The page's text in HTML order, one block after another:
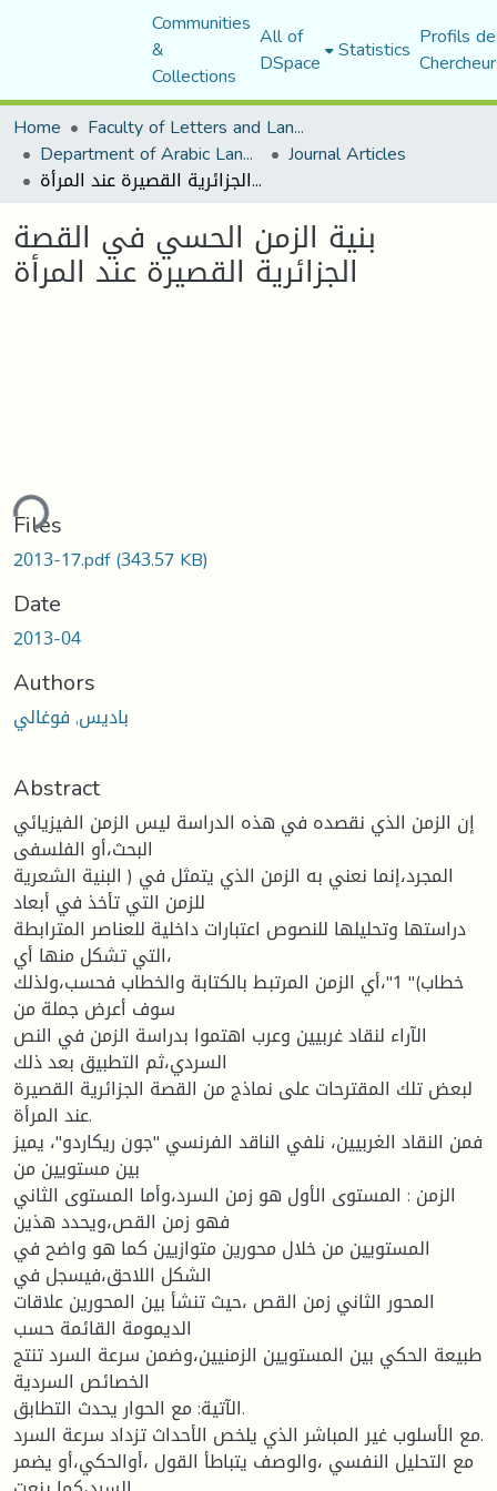
Communities
&
Collections
All of
DSpace Statistics Profils
Home
Faculty of Letters and Languages
Department of Arabic Language and Literature Journal Articles
بنية الزمن الحسي في القصة الجزائرية القصيرة عند المرأة
بنية الزمن الحسي في القصة
الجزائرية القصيرة عند المرأة
Files
2013-17.pdf(343.57 KB)
Date
2013-04
Authors
باديس, فوغالي
Abstract
إن الزمن الذي نقصده في هذه الدراسة ليس الزمن الفيزيائي
البحث،أو الفلسفى
المجرد،إنما نعني به الزمن الذي يتمثل في ( البنية الشعرية
للزمن التي تأخذ في أبعاد
دراستها وتحليلها للنصوص اعتبارات داخلية للعناصر المترابطة
،التي تشكل منها أي
خطاب)" 1"،أي الزمن المرتبط بالكتابة والخطاب فحسب،ولذلك
سوف أعرض جملة من
الآراء لنقاد غربيين وعرب اهتموا بدراسة الزمن في النص
السردي،ثم التطبيق بعد ذلك
لبعض تلك المقترحات على نماذج من القصة الجزائرية القصيرة
عند المرأة.
فمن النقاد الغربيين، نلفي الناقد الفرنسي "جون ريكاردو"، يميز
بين مستويين من
الزمن : المستوى الأول هو زمن السرد،وأما المستوى الثاني
فهو زمن القص،ويحدد هذين
المستويين من خلال محورين متوازيين كما هو واضح في
الشكل اللاحق،فيسجل في
المحور الثاني زمن القص ،حيث تنشأ بين المحورين علاقات
الديمومة القائمة حسب
طبيعة الحكي بين المستويين الزمنيين،وضمن سرعة السرد تنتج
الخصائص السردية
الآتية: مع الحوار يحدث التطابق.
مع الأسلوب غير المباشر الذي يلخص الأحداث تزداد سرعة السرد.
مع التحليل النفسي ،والوصف يتباطأ القول ،أوالحكي،أو يضمر